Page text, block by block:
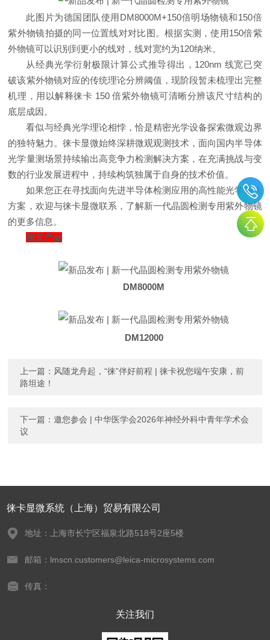
此图片为德国团队使用DM8000M+150倍明场物镜和150倍
紫外物镜拍摄的同一位置线对对比图。根据实测，使用150倍紫
外物镜可以识别到更小的线对，线对宽约为120纳米。
从经典光学衍射极限计算公式推导得出，120nm 线宽已突
破该紫外物镜对应的传统理论分辨阈值，现阶段暂未梳理出完整
机理，用以解释徕卡 150 倍紫外物镜可清晰分辨该尺寸结构的
底层成因。
看似与经典光学理论相悖，恰是精密光学设备探索微观边界
的独特魅力。徕卡显微始终深耕微观观测技术，面向国内半导体
光学量测场景持续输出高竞争力检测解决方案，在充满挑战与变
数的行业发展进程中，持续构筑独属于自身的技术价值。
如果您正在寻找面向先进半导体检测应用的高性能光学解决
方案，欢迎与徕卡显微联系，了解新一代晶圆检测专用紫外物镜
的更多信息。
相关产品
DM8000M
DM12000
上一篇： 风随龙舟起，“徕”伴好前程 | 徕卡祝您端午安康，前
路坦途！
下一篇：邀您参会 | 中华医学会2026年神经外科中青年学术会
议
徕卡显微系统（上海）贸易有限公司
地址：上海市长宁区福泉北路518号2座5楼
邮箱：lmscn.customers@leica-microsystems.com
传真：
关注我们